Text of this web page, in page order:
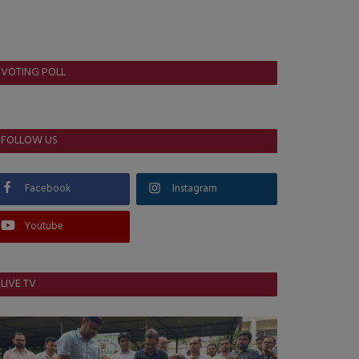
VOTING POLL
FOLLOW US
Facebook Instagram
Youtube
LIVE TV